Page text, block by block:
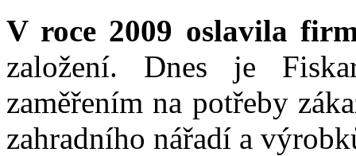
V roce 2009 oslavila
založení. Dnes je
zaměřením na potřeby
zahradního nářadí a